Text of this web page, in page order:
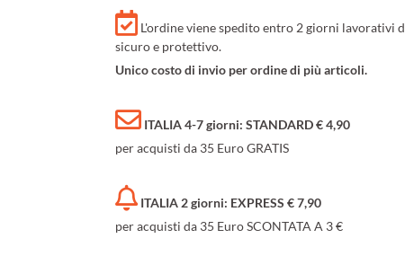
L'ordine viene spedito entro 2 giorni lavorativi
sicuro e protettivo.
Unico costo di invio per ordine di più articoli.
ITALIA 4-7 giorni: STANDARD € 4,90
per acquisti da 35 Euro GRATIS
ITALIA 2 giorni: EXPRESS € 7,90
per acquisti da 35 Euro SCONTATA A 3 €